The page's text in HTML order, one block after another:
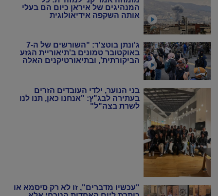
המנהיגים של איראן כיום הם בעלי
אותה השקפה אידיאולוגית
ג'ונתן בוטצ'ר: "השורשים של ה-7
באוקטובר טמונים ב'תיאוריית הגזע
הביקורתית', ובתיאורטיקנים האלה
בני הנוער, ילדי העובדים הזרים
בעתירה לבג"ץ: "אנחנו כאן, תנו לנו
לשרת בצה"ל"
"עכשיו מדברים", זו לא רק סיסמא או